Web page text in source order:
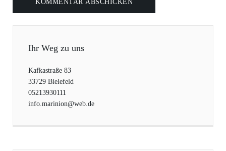
Ihr Weg zu uns
Kafkastraße 83
33729 Bielefeld
05213930111
info.marinion@web.de